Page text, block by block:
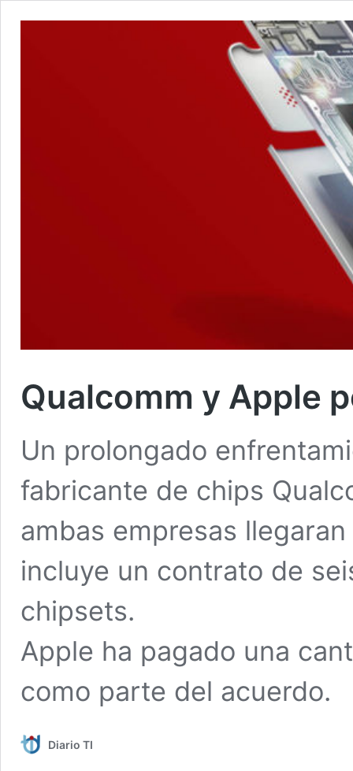
Qualcomm y Apple
Un prolongado
fabricante de chips
ambas empresas
incluye un contrato de
chipsets.
Apple ha pagado una
como parte del acuerdo.
Diario TI